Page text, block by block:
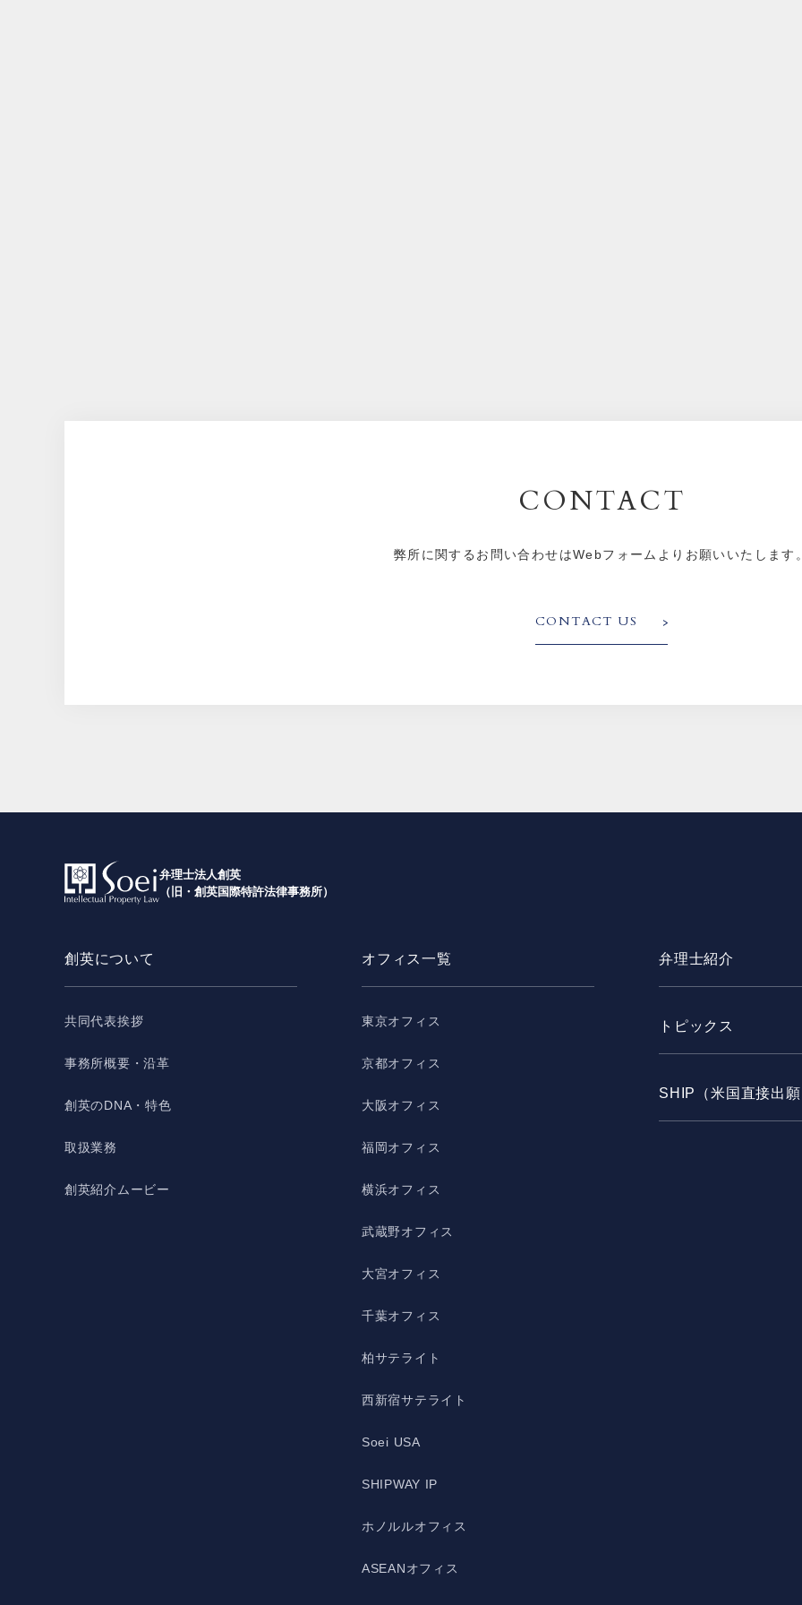
CONTACT
弊所に関するお問い合わせはWebフォームよりお願いいたします
CONTACT US
弁理士法人創英
（旧・創英国際特許法律事務所）
創英について
共同代表挨拶
事務所概要・沿革
創英のDNA・特色
取扱業務
創英紹介ムービー
オフィス一覧
東京オフィス
京都オフィス
大阪オフィス
福岡オフィス
横浜オフィス
武蔵野オフィス
大宮オフィス
千葉オフィス
柏サテライト
西新宿サテライト
Soei USA
SHIPWAY IP
ホノルルオフィス
ASEANオフィス
弁理士紹介
トピックス
SHIP（米国直接出